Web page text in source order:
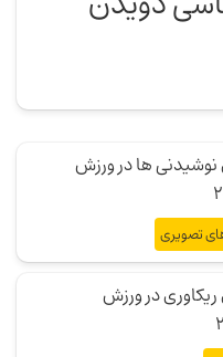
ها در ورزش
تصویری
در ورزش